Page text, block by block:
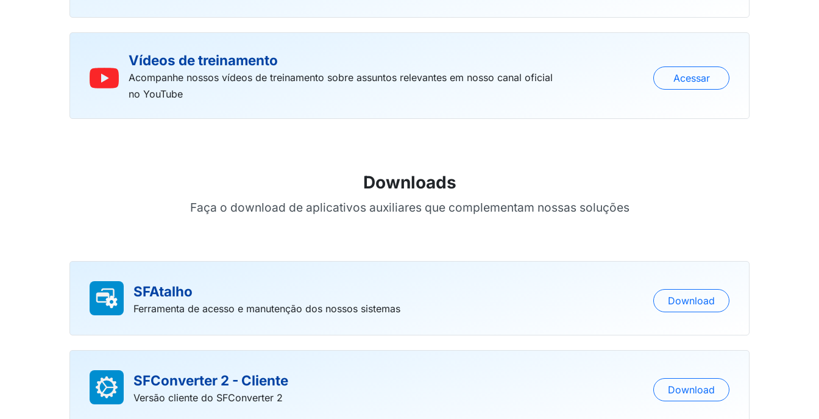
Vídeos de treinamento
Acompanhe nossos vídeos de treinamento sobre assuntos relevantes em nosso canal oficial
no YouTube
Acessar
Downloads
Faça o download de aplicativos auxiliares que complementam nossas soluções
SFAtalho
Ferramenta de acesso e manutenção dos nossos sistemas
Download
SFConverter 2 - Cliente
Versão cliente do SFConverter 2
Download